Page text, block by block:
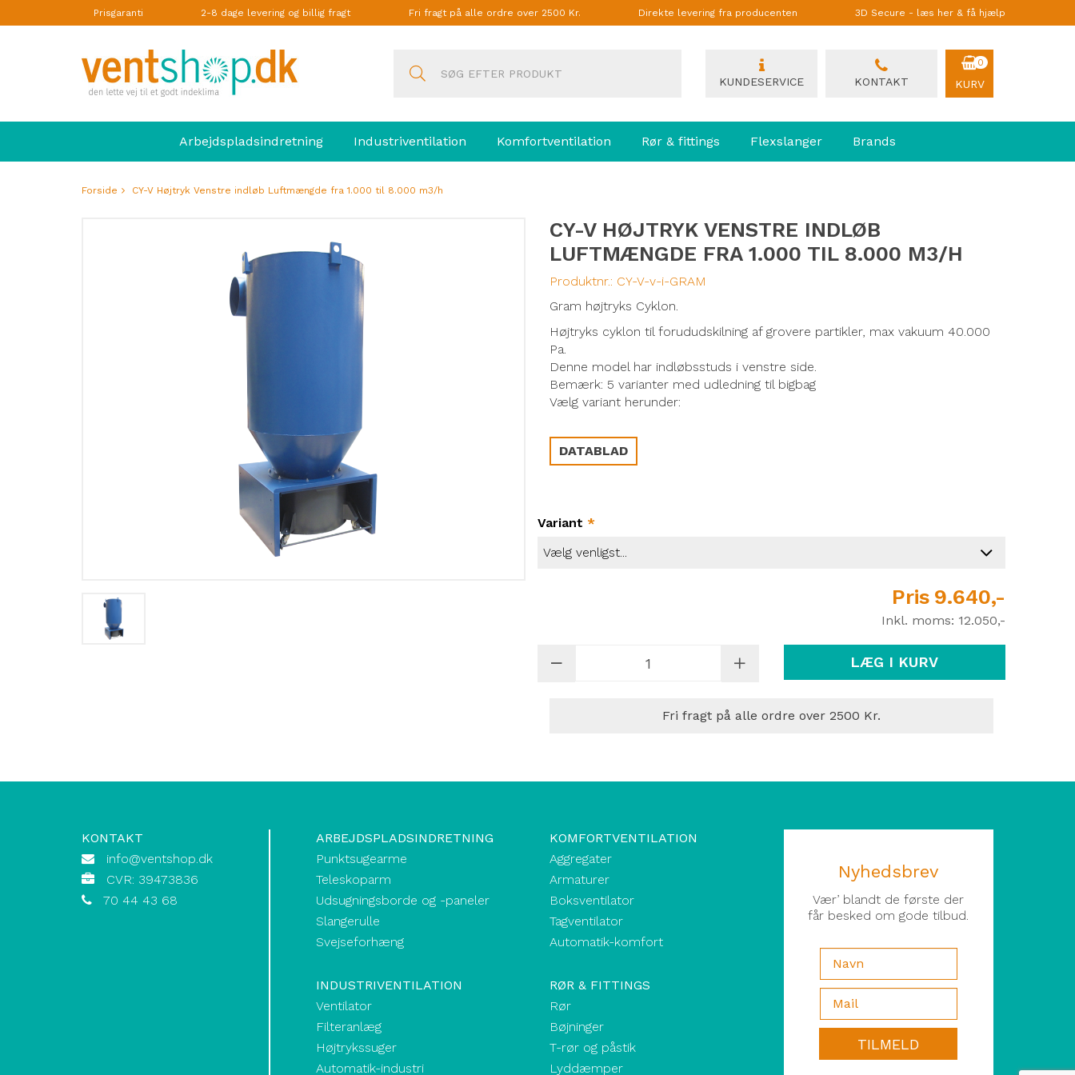
Prisgaranti 2-8 dage levering og billig fragt Fri fragt på alle ordre over 2500 Kr. Direkte levering fra producenten 3D Secure - læs her & få hjælp
KUNDESERVICE KONTAKT
0
KURV
Arbejdspladsindretning Industriventilation Komfortventilation Rør & fittings Flexslanger Brands
Forside CY-V Højtryk Venstre indløb Luftmængde fra 1.000 til 8.000 m3/h
CY-V HØJTRYK VENSTRE INDLØB
LUFTMÆNGDE FRA 1.000 TIL 8.000 M3/H
Produktnr.: CY-V-v-i-GRAM
Gram højtryks Cyklon.
Højtryks cyklon til forududskilning af grovere partikler, max vakuum 40.000
Pa.
Denne model har indløbsstuds i venstre side.
Bemærk: 5 varianter med udledning til bigbag
Vælg variant herunder:
DATABLAD
Variant *
Pris 9.640,-
Inkl. moms: 12.050,-
LÆG I KURV
Fri fragt på alle ordre over 2500 Kr.
KONTAKT
info@ventshop.dk
CVR: 39473836
70 44 43 68
ARBEJDSPLADSINDRETNING
Punktsugearme
Teleskoparm
Udsugningsborde og -paneler
Slangerulle
Svejseforhæng
INDUSTRIVENTILATION
Ventilator
Filteranlæg
Højtrykssuger
Automatik-industri
KOMFORTVENTILATION
Aggregater
Armaturer
Boksventilator
Tagventilator
Automatik-komfort
RØR & FITTINGS
Rør
Bøjninger
T-rør og påstik
Lyddæmper
Nyhedsbrev
Vær’ blandt de første der
får besked om gode tilbud.
TILMELD